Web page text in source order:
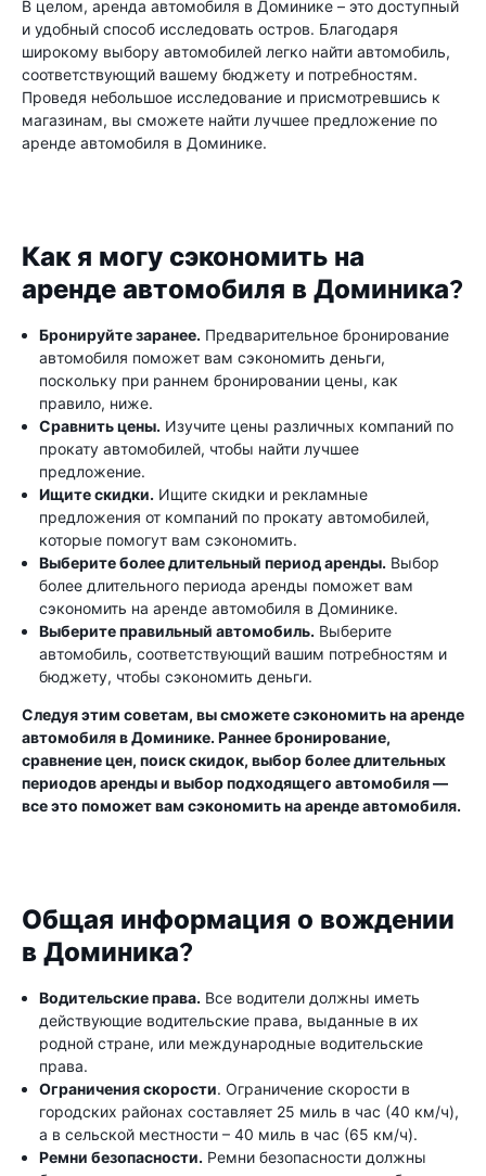
В целом, аренда автомобиля в Доминике – это доступный
и удобный способ исследовать остров. Благодаря
широкому выбору автомобилей легко найти автомобиль,
соответствующий вашему бюджету и потребностям.
Проведя небольшое исследование и присмотревшись к
магазинам, вы сможете найти лучшее предложение по
аренде автомобиля в Доминике.
Как я могу сэкономить на
аренде автомобиля в Доминика?
Бронируйте заранее. Предварительное бронирование
автомобиля поможет вам сэкономить деньги,
поскольку при раннем бронировании цены, как
правило, ниже.
Сравнить цены. Изучите цены различных компаний по
прокату автомобилей, чтобы найти лучшее
предложение.
Ищите скидки. Ищите скидки и рекламные
предложения от компаний по прокату автомобилей,
которые помогут вам сэкономить.
Выберите более длительный период аренды. Выбор
более длительного периода аренды поможет вам
сэкономить на аренде автомобиля в Доминике.
Выберите правильный автомобиль. Выберите
автомобиль, соответствующий вашим потребностям и
бюджету, чтобы сэкономить деньги.
Следуя этим советам, вы сможете сэкономить на аренде
автомобиля в Доминике. Раннее бронирование,
сравнение цен, поиск скидок, выбор более длительных
периодов аренды и выбор подходящего автомобиля —
все это поможет вам сэкономить на аренде автомобиля.
Общая информация о вождении
в Доминика?
Водительские права. Все водители должны иметь
действующие водительские права, выданные в их
родной стране, или международные водительские
права.
Ограничения скорости. Ограничение скорости в
городских районах составляет 25 миль в час (40 км/ч),
а в сельской местности – 40 миль в час (65 км/ч).
Ремни безопасности. Ремни безопасности должны